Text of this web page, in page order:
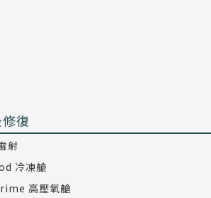
復
射
冷凍艙
高壓氧艙